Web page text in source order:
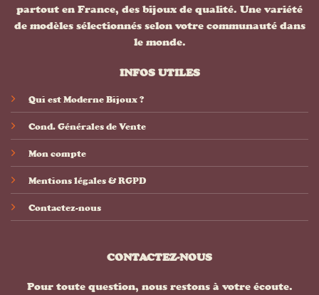
partout en France, des bijoux de qualité. Une variété
de modèles sélectionnés selon votre communauté dans
le monde.
INFOS UTILES
Qui est Moderne Bijoux ?
Cond. Générales de Vente
Mon compte
Mentions légales & RGPD
Contactez-nous
CONTACTEZ-NOUS
Pour toute question, nous restons à votre écoute.